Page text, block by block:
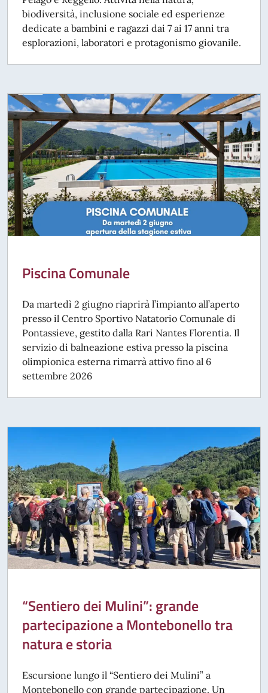
biodiversità, inclusione sociale ed esperienze
dedicate a bambini e ragazzi dai 7 ai 17 anni tra
esplorazioni, laboratori e protagonismo giovanile.
Piscina Comunale
Da martedì 2 giugno riaprirà l’impianto all’aperto
presso il Centro Sportivo Natatorio Comunale di
Pontassieve, gestito dalla Rari Nantes Florentia. Il
servizio di balneazione estiva presso la piscina
olimpionica esterna rimarrà attivo fino al 6
settembre 2026
“Sentiero dei Mulini”: grande
partecipazione a Montebonello tra
natura e storia
Escursione lungo il “Sentiero dei Mulini” a
Montebonello con grande partecipazione. Un